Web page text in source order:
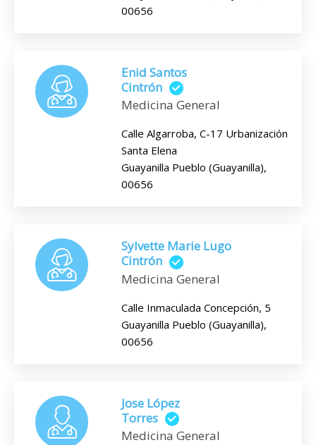
00656
Enid Santos
Cintrón
Medicina General
Calle Algarroba, C-17 Urbanización
Santa Elena
Guayanilla Pueblo (Guayanilla),
00656
Sylvette Marie Lugo
Cintrón
Medicina General
Calle Inmaculada Concepción, 5
Guayanilla Pueblo (Guayanilla),
00656
Jose López
Torres
Medicina General